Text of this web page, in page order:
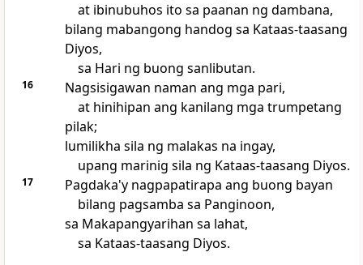
at ibinubuhos ito sa paanan ng dambana,
bilang mabangong handog sa Kataas-taasang
Diyos,
sa Hari ng buong sanlibutan.
16
Nagsisigawan naman ang mga pari,
at hinihipan ang kanilang mga trumpetang
pilak;
lumilikha sila ng malakas na ingay,
upang marinig sila ng Kataas-taasang Diyos.
17
Pagdaka'y nagpapatirapa ang buong bayan
bilang pagsamba sa Panginoon,
sa Makapangyarihan sa lahat,
sa Kataas-taasang Diyos.